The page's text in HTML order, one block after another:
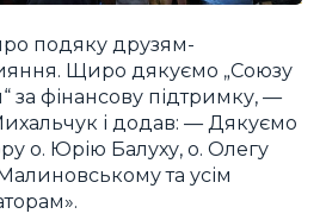
подяку друзям-
Щиро дякуємо „Союзу
за фінансову підтримку, —
і додав: — Дякуємо
о. Юрію Балуху, о. Олегу
та усім